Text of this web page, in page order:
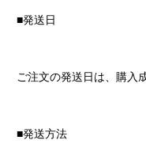
■発送日
ご注文の発送日は、購入
■発送方法